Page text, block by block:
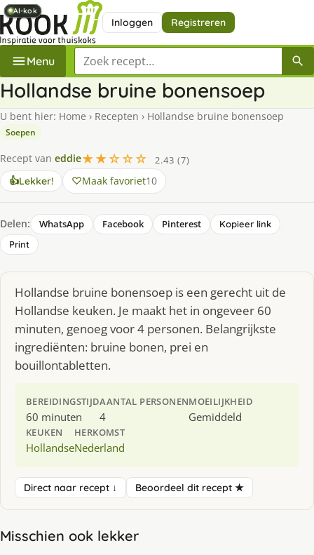
Inloggen Registreren
Menu Zoek een recept
Hollandse bruine bonensoep
U bent hier: Home › Recepten › Hollandse bruine bonensoep
Soepen
Recept van eddie★★☆☆☆
2.43 (7)
👍Lekker! Maak favoriet10
Delen: WhatsApp Facebook Pinterest
Kopieer link
Print
Hollandse bruine bonensoep is een gerecht uit de
Hollandse keuken. Je maakt het in ongeveer 60
minuten, genoeg voor 4 personen. Belangrijkste
ingrediënten: bruine bonen, prei en
bouillontabletten.
BEREIDINGSTIJD
60 minuten
AANTAL PERSONEN
4
MOEILIJKHEID
Gemiddeld
KEUKEN
Hollandse
HERKOMST
Nederland
Direct naar recept ↓ Beoordeel dit recept ★
Misschien ook lekker
AI-kok
AI-kok
AI-kok
AI-kok
AI-kok